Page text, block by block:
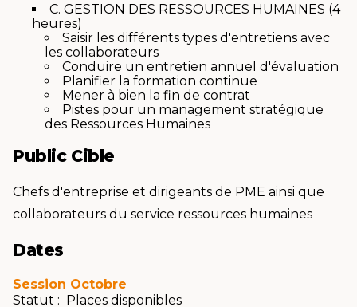
C. GESTION DES RESSOURCES HUMAINES (4
heures)
Saisir les différents types d'entretiens avec
les collaborateurs
Conduire un entretien annuel d'évaluation
Planifier la formation continue
Mener à bien la fin de contrat
Pistes pour un management stratégique
des Ressources Humaines
Public Cible
Chefs d'entreprise et dirigeants de PME ainsi que
collaborateurs du service ressources humaines
Dates
Session Octobre
Statut : Places disponibles